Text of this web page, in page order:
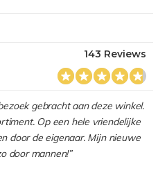
143 Reviews
gebracht aan deze winkel.
Op een hele vriendelijke
door de eigenaar. Mijn nieuwe
door mannen!”